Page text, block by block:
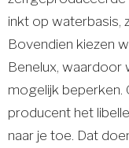
inkt op waterbasis,
Bovendien kiezen
Benelux,
mogelijk beperken.
producent het
naar je toe. Dat